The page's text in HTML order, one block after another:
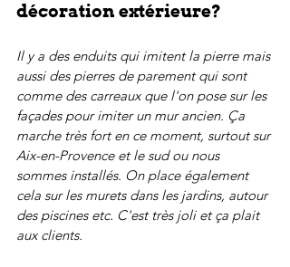
décoration extérieure?
Il y a des enduits qui imitent la pierre mais
aussi des pierres de parement qui sont
comme des carreaux que l'on pose sur les
façades pour imiter un mur ancien. Ça
marche très fort en ce moment, surtout sur
Aix-en-Provence et le sud ou nous
sommes installés. On place également
cela sur les murets dans les jardins, autour
des piscines etc. C'est très joli et ça plait
aux clients.